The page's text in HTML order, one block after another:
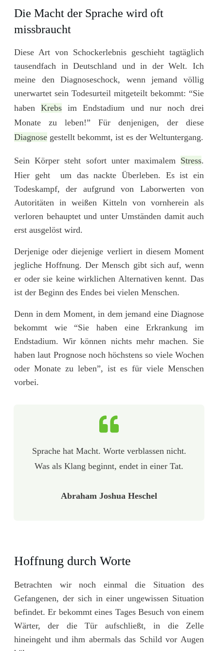
Die Macht der Sprache wird oft
missbraucht
Diese Art von Schockerlebnis geschieht tagtäglich
tausendfach in Deutschland und in der Welt. Ich
meine den Diagnoseschock, wenn jemand völlig
unerwartet sein Todesurteil mitgeteilt bekommt: “Sie
habenKrebs im Endstadium und nur noch drei
Monate zu leben!” Für denjenigen, der diese
Diagnose gestellt bekommt, ist es der Weltuntergang.
Sein Körper steht sofort unter maximalem Stress.
Hier geht um das nackte Überleben. Es ist ein
Todeskampf, der aufgrund von Laborwerten von
Autoritäten in weißen Kitteln von vornherein als
verloren behauptet und unter Umständen damit auch
erst ausgelöst wird.
Derjenige oder diejenige verliert in diesem Moment
jegliche Hoffnung. Der Mensch gibt sich auf, wenn
er oder sie keine wirklichen Alternativen kennt. Das
ist der Beginn des Endes bei vielen Menschen.
Denn in dem Moment, in dem jemand eine Diagnose
bekommt wie “Sie haben eine Erkrankung im
Endstadium. Wir können nichts mehr machen. Sie
haben laut Prognose noch höchstens so viele Wochen
oder Monate zu leben”, ist es für viele Menschen
vorbei.
Sprache hat Macht. Worte verblassen nicht.
Was als Klang beginnt, endet in einer Tat.
Abraham Joshua Heschel
Hoffnung durch Worte
Betrachten wir noch einmal die Situation des
Gefangenen, der sich in einer ungewissen Situation
befindet. Er bekommt eines Tages Besuch von einem
Wärter, der die Tür aufschließt, in die Zelle
hineingeht und ihm abermals das Schild vor Augen